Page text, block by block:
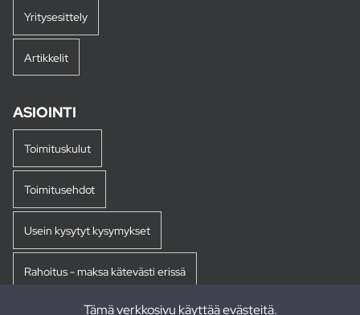
Yritysesittely
Artikkelit
ASIOINTI
Toimituskulut
Toimitusehdot
Usein kysytyt kysymykset
Rahoitus - maksa kätevästi erissä
Tämä verkkosivu käyttää evästeitä.